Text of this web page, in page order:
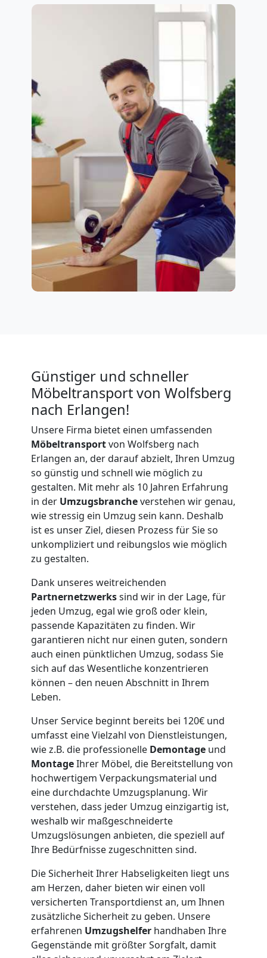
Günstiger und schneller
Möbeltransport von Wolfsberg
nach Erlangen!
Unsere Firma bietet einen umfassenden
Möbeltransportvon Wolfsberg nach
Erlangen an, der darauf abzielt, Ihren Umzug
so günstig und schnell wie möglich zu
gestalten. Mit mehr als 10 Jahren Erfahrung
in der Umzugsbrancheverstehen wir genau,
wie stressig ein Umzug sein kann. Deshalb
ist es unser Ziel, diesen Prozess für Sie so
unkompliziert und reibungslos wie möglich
zu gestalten.
Dank unseres weitreichenden
Partnernetzwerkssind wir in der Lage, für
jeden Umzug, egal wie groß oder klein,
passende Kapazitäten zu finden. Wir
garantieren nicht nur einen guten, sondern
auch einen pünktlichen Umzug, sodass Sie
sich auf das Wesentliche konzentrieren
können – den neuen Abschnitt in Ihrem
Leben.
Unser Service beginnt bereits bei 120€ und
umfasst eine Vielzahl von Dienstleistungen,
wie z.B. die professionelle Demontage und
MontageIhrer Möbel, die Bereitstellung von
hochwertigem Verpackungsmaterial und
eine durchdachte Umzugsplanung. Wir
verstehen, dass jeder Umzug einzigartig ist,
weshalb wir maßgeschneiderte
Umzugslösungen anbieten, die speziell auf
Ihre Bedürfnisse zugeschnitten sind.
Die Sicherheit Ihrer Habseligkeiten liegt uns
am Herzen, daher bieten wir einen voll
versicherten Transportdienst an, um Ihnen
zusätzliche Sicherheit zu geben. Unsere
erfahrenen Umzugshelfer handhaben Ihre
Gegenstände mit größter Sorgfalt, damit
Umzugshelfer
Wolfsberg
Möbeltaxi
Wolfsberg
Kleintransport
Wolfsberg
Möbelmontage
Wolfsberg
Möbeltransport